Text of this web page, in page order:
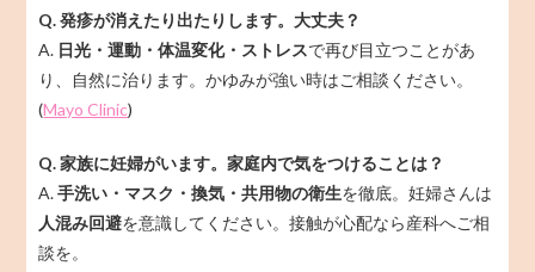
Q. 発疹が消えたり出たりします。大丈夫？
A. 日光・運動・体温変化・ストレスで再び目立つことがあ
り、自然に治ります。かゆみが強い時はご相談ください。
(Mayo Clinic)
Q. 家族に妊婦がいます。家庭内で気をつけることは？
A.手洗い・マスク・換気・共用物の衛生を徹底。妊婦さんは
人混み回避を意識してください。接触が心配なら産科へご相
談を。